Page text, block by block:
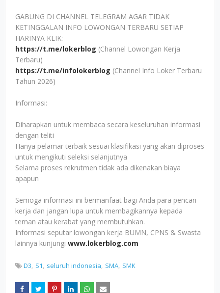
GABUNG DI CHANNEL TELEGRAM AGAR TIDAK
KETINGGALAN INFO LOWONGAN TERBARU SETIAP
HARINYA KLIK:
https://t.me/lokerblog (Channel Lowongan Kerja
Terbaru)
https://t.me/infolokerblog (Channel Info Loker Terbaru
Tahun 2026)
Informasi:
Diharapkan untuk membaca secara keseluruhan informasi
dengan teliti
Hanya pelamar terbaik sesuai klasifikasi yang akan diproses
untuk mengikuti seleksi selanjutnya
Selama proses rekrutmen tidak ada dikenakan biaya
apapun
Semoga informasi ini bermanfaat bagi Anda para pencari
kerja dan jangan lupa untuk membagikannya kepada
teman atau kerabat yang membutuhkan.
Informasi seputar lowongan kerja BUMN, CPNS & Swasta
lainnya kunjungi www.lokerblog.com
D3 S1 seluruh indonesia SMA SMK